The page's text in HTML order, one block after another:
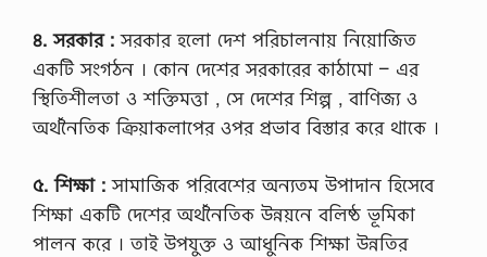
৪. সরকার : সরকার হলাে দেশ পরিচালনায় নিয়ােজিত
একটি সংগঠন । কোন দেশের সরকারের কাঠামাে – এর
স্থিতিশীলতা ও শক্তিমত্তা , সে দেশের শিল্প , বাণিজ্য ও
অর্থনৈতিক ক্রিয়াকলাপের ওপর প্রভাব বিস্তার করে থাকে ।
৫. শিক্ষা :সামাজিক পরিবেশের অন্যতম উপাদান হিসেবে
শিক্ষা একটি দেশের অর্থনৈতিক উন্নয়নে বলিষ্ঠ ভূমিকা
পালন করে । তাই উপযুক্ত ও আধুনিক শিক্ষা উন্নতির